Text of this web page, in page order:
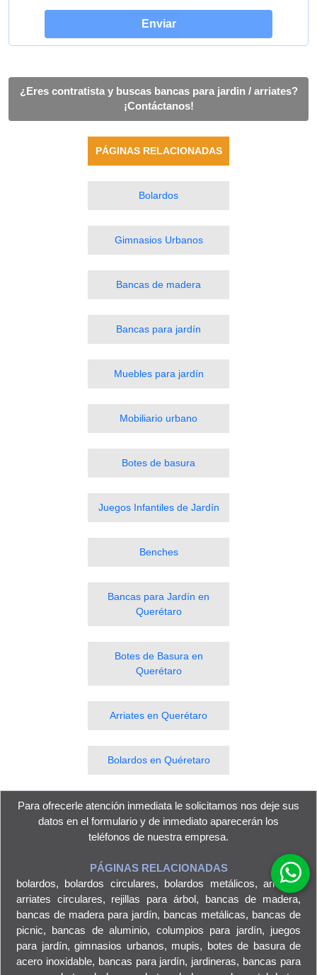
¿Eres contratista y buscas bancas para jardin / arriates?
¡Contáctanos!
PÁGINAS RELACIONADAS
Bolardos
Gimnasios Urbanos
Bancas de madera
Bancas para jardín
Muebles para jardín
Mobiliario urbano
Botes de basura
Juegos Infantiles de Jardín
Benches
Bancas para Jardín en
Querétaro
Botes de Basura en
Querétaro
Arriates en Querétaro
Bolardos en Quéretaro
Para ofrecerle atención inmediata le solicitamos nos deje sus
datos en el formulario y de inmediato aparecerán los
teléfonos de nuestra empresa.
PÁGINAS RELACIONADAS
bolardos, bolardos circulares, bolardos metálicos,arriates,
arriates circulares, rejillas para árbol, bancas de madera,
bancas de madera para jardín, bancas metálicas, bancas de
picnic, bancas de aluminio, columpios para jardín, juegos
para jardín, gimnasios urbanos, mupis, botes de basura de
acero inoxidable, bancas para jardín, jardineras, bancas para